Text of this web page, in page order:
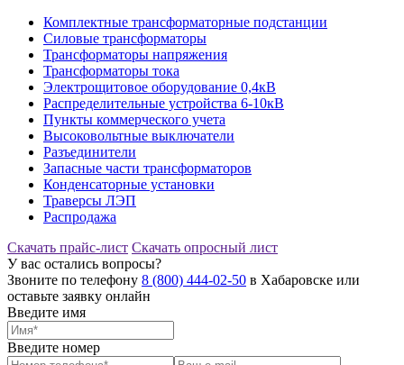
Комплектные трансформаторные подстанции
Силовые трансформаторы
Трансформаторы напряжения
Трансформаторы тока
Электрощитовое оборудование 0,4кВ
Распределительные устройства 6-10кВ
Пункты коммерческого учета
Высоковольтные выключатели
Разъединители
Запасные части трансформаторов
Конденсаторные установки
Траверсы ЛЭП
Распродажа
Скачать прайс-лист Скачать опросный лист
У вас остались вопросы?
Звоните по телефону 8 (800) 444-02-50 в Хабаровске или
оставьте заявку онлайн
Введите имя
Введите номер